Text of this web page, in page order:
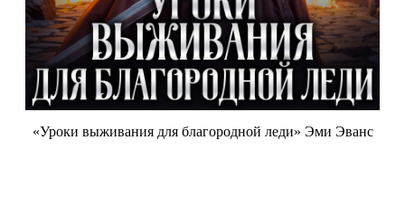
«Уроки выживания для благородной леди» Эми Эванс